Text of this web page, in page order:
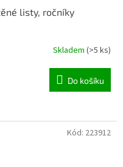
listy, ročníky
Skladem (>5 ks)
Do košíku
Kód: 223912